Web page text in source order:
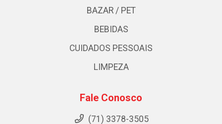
BAZAR / PET
BEBIDAS
CUIDADOS PESSOAIS
LIMPEZA
Fale Conosco
(71) 3378-3505